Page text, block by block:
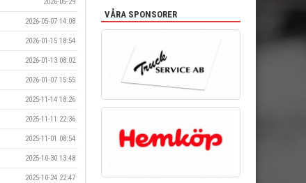
2026-05-07 14:08
2026-01-15 18:54
2026-01-13 08:02
2026-01-07 15:55
2025-11-14 18:26
2025-11-11 22:36
2025-11-01 08:54
2025-10-30 13:48
2025-10-24 22:47
VÅRA SPONSORER